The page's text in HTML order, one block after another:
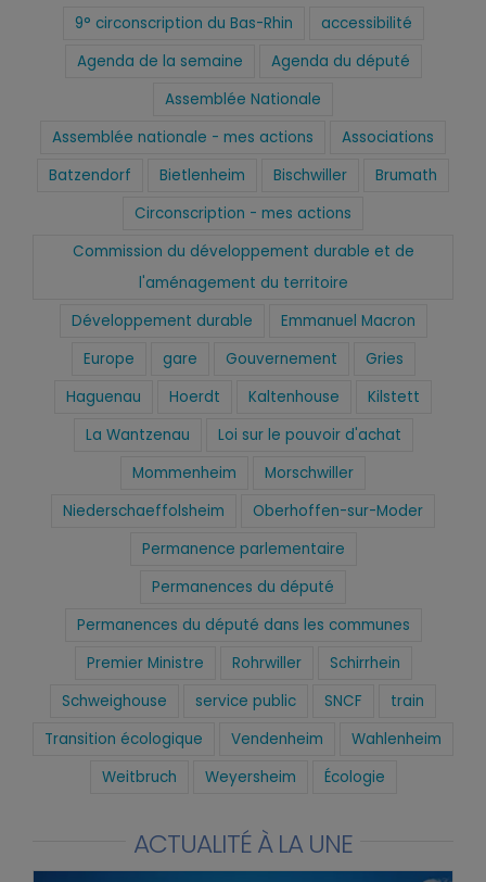
9° circonscription du Bas-Rhin
accessibilité
Agenda de la semaine
Agenda du député
Assemblée Nationale
Assemblée nationale - mes actions
Associations
Batzendorf
Bietlenheim Bischwiller
Brumath
Circonscription - mes actions
Commission du développement durable et de
l'aménagement du territoire
Développement durable
Emmanuel Macron
Europe
gare Gouvernement
Gries
Haguenau
Hoerdt Kaltenhouse
Kilstett
La Wantzenau
Loi sur le pouvoir d'achat
Mommenheim
Morschwiller
Niederschaeffolsheim
Oberhoffen-sur-Moder
Permanence parlementaire
Permanences du député
Permanences du député dans les communes
Premier Ministre
Rohrwiller
Schirrhein
Schweighouse
service public SNCF
train
Transition écologique
Vendenheim
Wahlenheim
Weitbruch
Weyersheim Écologie
ACTUALITÉ À LA UNE